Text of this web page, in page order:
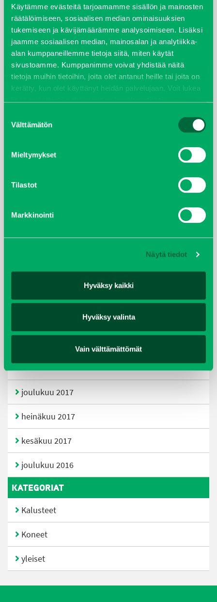
Käytämme evästeitä tarjoamamme sisällön ja mainosten
räätälöimiseen, sosiaalisen median ominaisuuksien
tukemiseen ja kävijämäärämme analysoimiseen. Lisäksi
jaamme sosiaalisen median, mainosalan ja analytiikka-
alan kumppaneillemme tietoja siitä, miten käytät
sivustoamme. Kumppanimme voivat yhdistää näitä
tietoja muihin tietoihin, joita olet antanut heille tai joita on
kerätty, kun olet käyttänyt heidän palvelujaan. Voit lukea
valinta
Välttämätön
Mieltymykset
Tilastot
Markkinointi
Näytä tiedot
Hyväksy kaikki
Hyväksy valinta
Vain välttämättömät
maaliskuu 2026
elokuu 2024
syyskuu 2023
joulukuu 2022
huhtikuu 2022
helmikuu 2022
joulukuu 2021
joulukuu 2019
tammikuu 2018
joulukuu 2017
heinäkuu 2017
kesäkuu 2017
joulukuu 2016
KATEGORIAT
Kalusteet
Koneet
yleiset